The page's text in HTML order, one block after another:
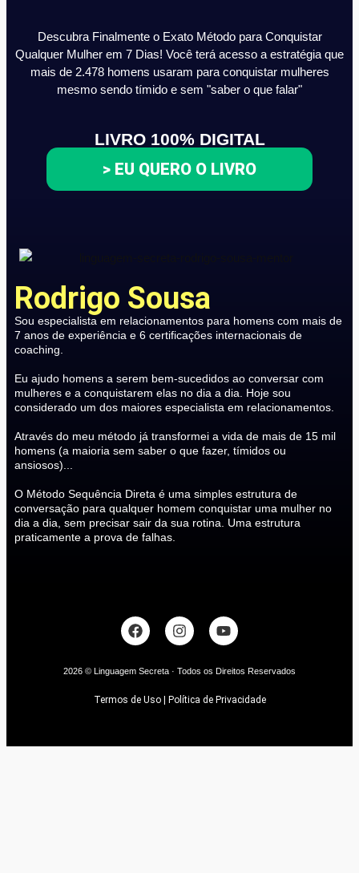
Descubra Finalmente o Exato Método para Conquistar
Qualquer Mulher em 7 Dias! Você terá acesso a estratégia que
mais de 2.478 homens usaram para conquistar mulheres
mesmo sendo tímido e sem "saber o que falar"
LIVRO 100% DIGITAL
> EU QUERO O LIVRO
Rodrigo Sousa
Sou especialista em relacionamentos para homens com mais de
7 anos de experiência e 6 certificações internacionais de
coaching.
Eu ajudo homens a serem bem-sucedidos ao conversar com
mulheres e a conquistarem elas no dia a dia. Hoje sou
considerado um dos maiores especialista em relacionamentos.
Através do meu método já transformei a vida de mais de 15 mil
homens (a maioria sem saber o que fazer, tímidos ou
ansiosos)...
O Método Sequência Direta é uma simples estrutura de
conversação para qualquer homem conquistar uma mulher no
dia a dia, sem precisar sair da sua rotina. Uma estrutura
praticamente a prova de falhas.
2026 © Linguagem Secreta · Todos os Direitos Reservados
Termos de Uso | Política de Privacidade